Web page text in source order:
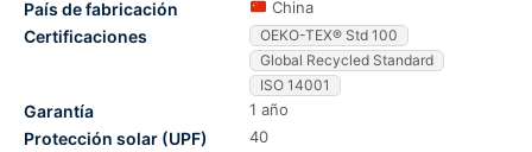
País de fabricación China
Certificaciones
OEKO-TEX® Std 100
Global Recycled Standard
ISO 14001
Garantía 1 año
Protección solar (UPF) 40